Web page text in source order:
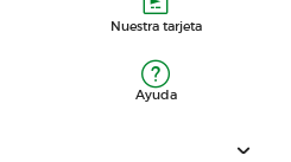
Nuestra tarjeta
Ayuda